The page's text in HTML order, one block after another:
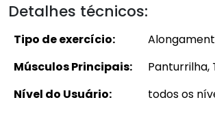
Detalhes técnicos:
Tipo de exercício:
Músculos Principais:
Panturrilha,
Nível do Usuário:
todos os